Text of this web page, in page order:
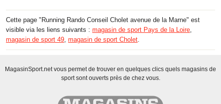
Cette page "Running Rando Conseil Cholet avenue de la Marne" est
visible via les liens suivants : magasin de sport Pays de la Loire
magasin de sport 49 magasin de sport Cholet
MagasinSport.net vous permet de trouver en quelques clics quels magasins de
sport sont ouverts près de chez vous.